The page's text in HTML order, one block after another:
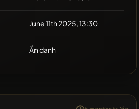
June 11th 2025, 13:30
Ẩn danh